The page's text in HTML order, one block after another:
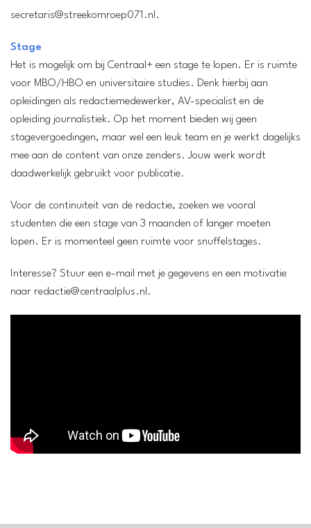
secretaris@streekomroep071.nl.
Stage
Het is mogelijk om bij Centraal+ een stage te lopen. Er is ruimte
voor MBO/HBO en universitaire studies. Denk hierbij aan
opleidingen als redactiemedewerker, AV-specialist en de
opleiding journalistiek. Op het moment bieden wij geen
stagevergoedingen, maar wel een leuk team en je werkt dagelijks
mee aan de content van onze zenders. Jouw werk wordt
daadwerkelijk gebruikt voor publicatie.
Voor de continuïteit van de redactie, zoeken we vooral
studenten die een stage van 3 maanden of langer moeten
lopen. Er is momenteel geen ruimte voor snuffelstages.
Interesse? Stuur een e-mail met je gegevens en een motivatie
naar redactie@centraalplus.nl.